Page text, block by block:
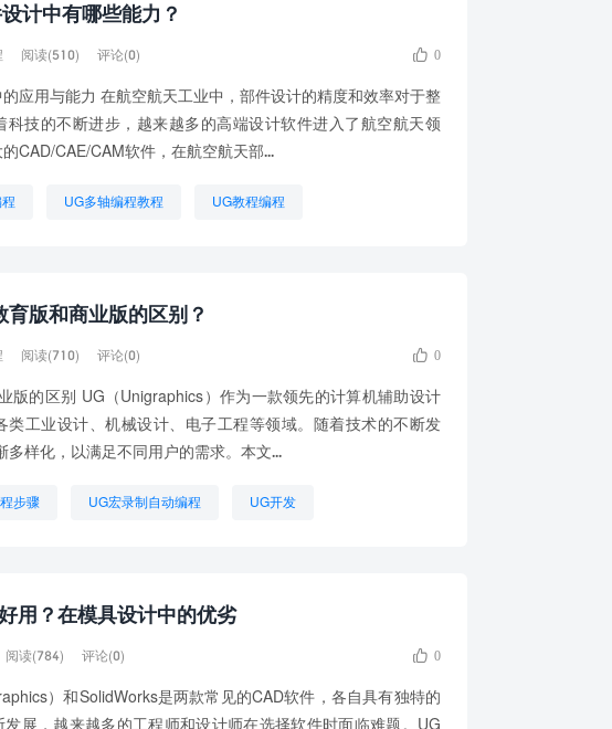
计中有哪些能力？
阅读(510) 评论(0)  0
应用与能力 在航空航天工业中，部件设计的精度和效率对于整
科技的不断进步，越来越多的高端设计软件进入了航空航天领
CAD/CAE/CAM软件，在航空航天部...
UG多轴编程教程 UG教程编程
版和商业版的区别？
阅读(710) 评论(0)  0
版的区别 UG（Unigraphics）作为一款领先的计算机辅助设计
类工业设计、机械设计、电子工程等领域。随着技术的不断发
多样化，以满足不同用户的需求。本文...
步骤 UG宏录制自动编程 UG开发
用？在模具设计中的优劣
阅读(784) 评论(0)  0
）和SolidWorks是两款常见的CAD软件，各自具有独特的
展，越来越多的工程师和设计师在选择软件时面临难题。UG